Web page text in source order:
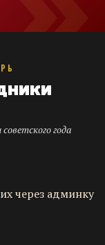
года
через админку